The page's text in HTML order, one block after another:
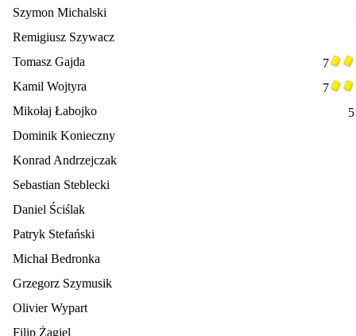
Szymon Michalski
Remigiusz Szywacz
Tomasz Gajda
7
Kamil Wojtyra
7
Mikołaj Łabojko
5
Dominik Konieczny
Konrad Andrzejczak
Sebastian Steblecki
Daniel Ściślak
Patryk Stefański
Michał Bedronka
Grzegorz Szymusik
Olivier Wypart
Filip Żagiel